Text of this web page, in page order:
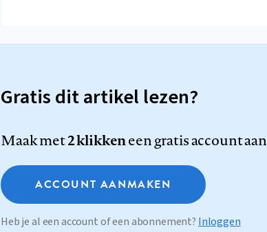
Gratis dit artikel lezen?
Maak met2 klikkeneen gratis account aan
ACCOUNT AANMAKEN
Heb je al een account of een abonnement? Inloggen